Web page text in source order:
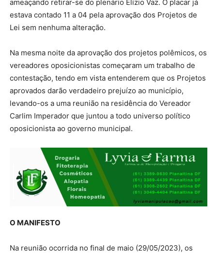
ameaçando retirar-se do plenário Elízio Vaz. O placar já
estava contado 11 a 04 pela aprovação dos Projetos de
Lei sem nenhuma alteração.
Na mesma noite da aprovação dos projetos polêmicos, os
vereadores oposicionistas começaram um trabalho de
contestação, tendo em vista entenderem que os Projetos
aprovados darão verdadeiro prejuízo ao município,
levando-os a uma reunião na residência do Vereador
Carlim Imperador que juntou a todo universo político
oposicionista ao governo municipal.
O MANIFESTO
Na reunião ocorrida no final de maio (29/05/2023), os